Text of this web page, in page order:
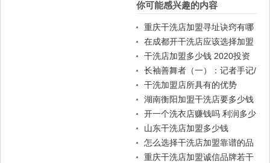
你可能感兴趣的内容
重庆干洗店加盟寻址诀窍有哪
些？
在成都开干洗店应该选择加盟
哪个品牌？
干洗店加盟多少钱 2020投资
要多少
长袖善舞者（一）：记者手记/
前言
干洗加盟店所具有的优势
湖南衡阳加盟干洗店要多少钱
开一个洗衣店赚钱吗 利润多少
山东干洗店加盟多少钱
怎么选择干洗店加盟靠谱的品
牌？
重庆干洗店加盟诚信品牌若干